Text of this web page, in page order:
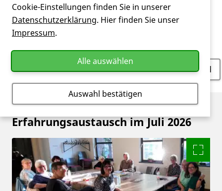
537
KB
Download
Erfahrungsaustausch im Juli 2026
Cookie-Einstellungen finden Sie in unserer
Datenschutzerklärung. Hier finden Sie unser
Impressum.
Alle auswählen
Auswahl bestätigen